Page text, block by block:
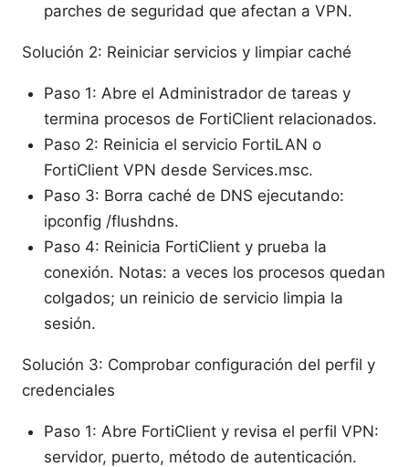
parches de seguridad que afectan a VPN.
Solución 2: Reiniciar servicios y limpiar caché
Paso 1: Abre el Administrador de tareas y
termina procesos de FortiClient relacionados.
Paso 2: Reinicia el servicio FortiLAN o
FortiClient VPN desde Services.msc.
Paso 3: Borra caché de DNS ejecutando:
ipconfig /flushdns.
Paso 4: Reinicia FortiClient y prueba la
conexión. Notas: a veces los procesos quedan
colgados; un reinicio de servicio limpia la
sesión.
Solución 3: Comprobar configuración del perfil y
credenciales
Paso 1: Abre FortiClient y revisa el perfil VPN:
servidor, puerto, método de autenticación.